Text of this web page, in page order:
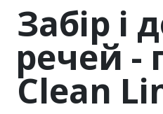
Забір і
речей -
Clean